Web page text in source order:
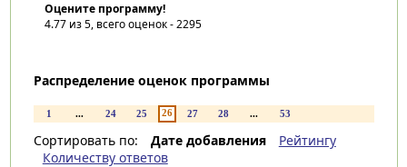
Оцените программу!
4.77из 5, всего оценок -2295
Распределение оценок программы
1 ... 24 25 26 27 28 ... 53
Сортировать по: Дате добавления
Рейтингу
Количеству ответов